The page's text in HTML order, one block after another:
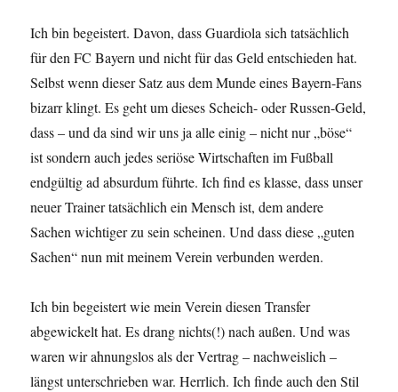
Ich bin begeistert. Davon, dass Guardiola sich tatsächlich
für den FC Bayern und nicht für das Geld entschieden hat.
Selbst wenn dieser Satz aus dem Munde eines Bayern-Fans
bizarr klingt. Es geht um dieses Scheich- oder Russen-Geld,
dass – und da sind wir uns ja alle einig – nicht nur „böse“
ist sondern auch jedes seriöse Wirtschaften im Fußball
endgültig ad absurdum führte. Ich find es klasse, dass unser
neuer Trainer tatsächlich ein Mensch ist, dem andere
Sachen wichtiger zu sein scheinen. Und dass diese „guten
Sachen“ nun mit meinem Verein verbunden werden.
Ich bin begeistert wie mein Verein diesen Transfer
abgewickelt hat. Es drang nichts(!) nach außen. Und was
waren wir ahnungslos als der Vertrag – nachweislich –
längst unterschrieben war. Herrlich. Ich finde auch den Stil